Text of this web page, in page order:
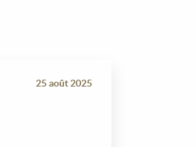
25 août 2025